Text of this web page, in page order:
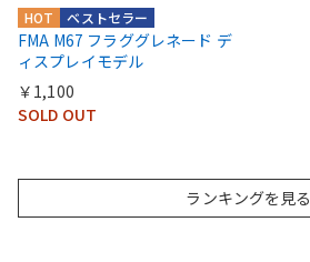
ベストセラー
HOT
FMA M67 フラググレネード デ
ィスプレイモデル
￥1,100
SOLD OUT
ランキングを見る